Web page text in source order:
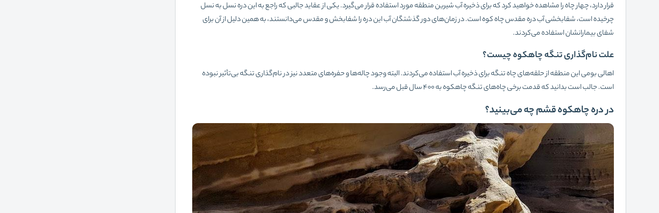
قرار دارد، چهار چاه را مشاهده خواهید کرد که برای ذخیره آب شیرین منطقه مورد استفاده قرار می‌گیرد. یکی از عقاید جالبی که راجع به این دره نسل به نسل
چرخیده است، شفابخشی آب دره مقدس چاه کوه است. در زمان‌های دور گذشتگان آب این دره را شفابخش و مقدس می‌دانستند، به همین دلیل از آن برای
شفای بیمارانشان استفاده می‌کردند.
علت نام‌گذاری تنگه چاهکوه چیست؟
اهالی بومی این منطقه از حلقه‌های چاه تنگه برای ذخیره آب استفاده می‌کردند. البته وجود چاله‌ها و حفره‌های متعدد نیز در نام‌گذاری تنگه بی‌تأثیر نبوده
است. جالب است بدانید که قدمت برخی چاه‌های تنگه چاهکوه به ۴۰۰ سال قبل می‌رسد.
در دره چاهکوه قشم چه می‌بینید؟